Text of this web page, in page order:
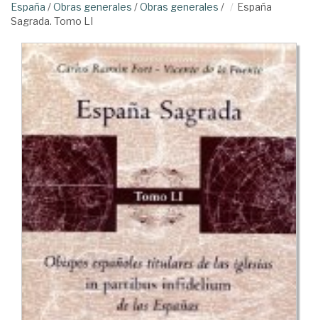
España /Obras generales /Obras generales /
España
Sagrada. Tomo LI